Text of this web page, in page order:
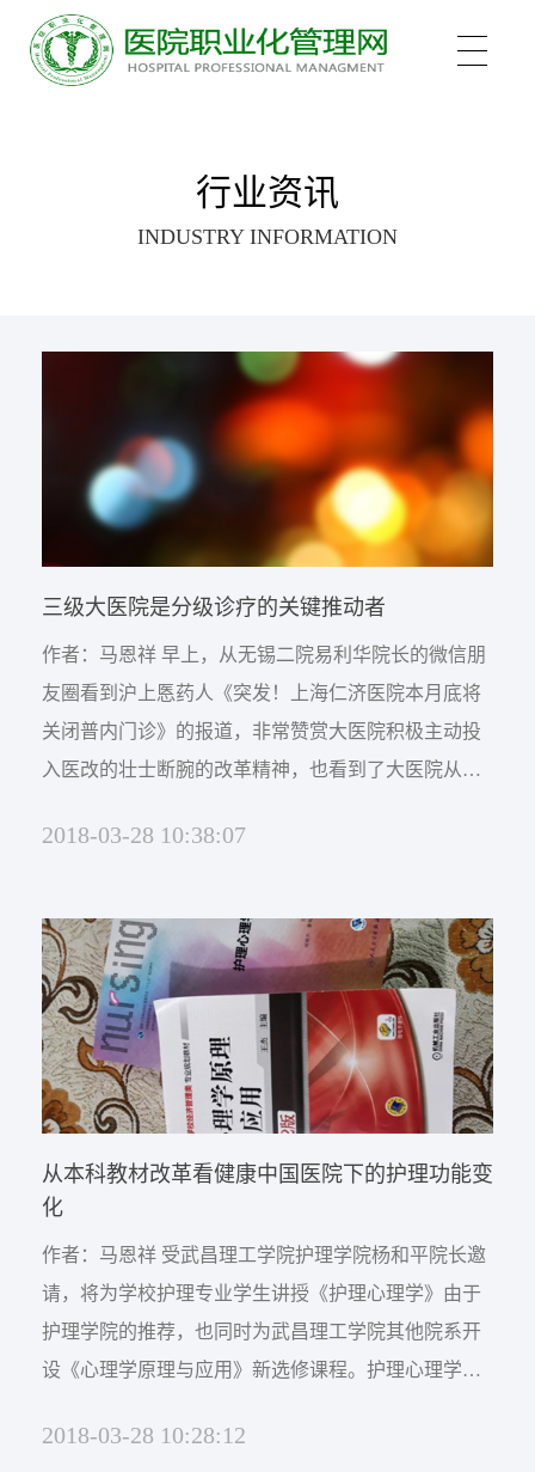
关于我们
中医心理师
心理治疗师
医院管理师
卫生技术资格考试助考
医务社工师
培训认证
医院管理咨询案例
职业化管理理论
医院EAP项目咨询
新闻中心
公司新闻
行业资讯
考试信息
职业标准
新闻动态
网络杂志
师资展示
联系我们
行业资讯
INDUSTRY INFORMATION
三级大医院是分级诊疗的关键推动者
作者：马恩祥 早上，从无锡二院易利华院长的微信朋
友圈看到沪上悘药人《突发！上海仁济医院本月底将
关闭普内门诊》的报道，非常赞赏大医院积极主动投
入医改的壮士断腕的改革精神，也看到了大医院从追
像上海仁济医院这样下决心做大医院应该做的，回归
医院开辟病源，助推医院分级诊疗，长远来看，医院
将能获得更高质量的发展。 在以公立医院为主体并
实...
2018-03-28 10:38:07
从本科教材改革看健康中国医院下的护理功能变
化
作者：马恩祥 受武昌理工学院护理学院杨和平院长邀
请，将为学校护理专业学生讲授《护理心理学》由于
护理学院的推荐，也同时为武昌理工学院其他院系开
设《心理学原理与应用》新选修课程。护理心理学是
设的非核心素质教育课，两门课的目的都是为了提升
2018-03-28 10:28:12